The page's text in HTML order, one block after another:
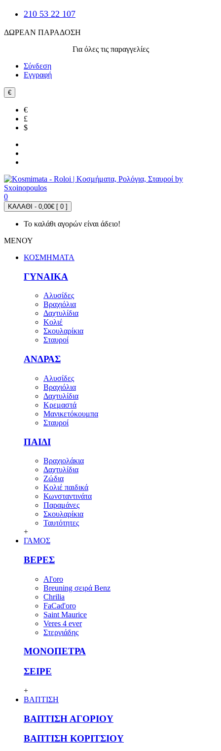
210 53 22 107
ΔΩΡΕΑΝ ΠΑΡΑΔΟΣΗ
Για όλες τις παραγγελίες
Σύνδεση
Εγγραφή
€
€
£
$
0
ΚΑΛΑΘΙ - 0,00€ [ 0 ]
Το καλάθι αγορών είναι άδειο!
ΜΕΝΟΥ
ΚΟΣΜΗΜΑΤΑ
ΓΥΝΑΙΚΑ
Αλυσίδες
Βραχιόλια
Δαχτυλίδια
Κολιέ
Σκουλαρίκια
Σταυροί
ΑΝΔΡΑΣ
Αλυσίδες
Βραχιόλια
Δαχτυλίδια
Κρεμαστά
Μανικετόκουμπα
Σταυροί
ΠΑΙΔΙ
Βραχιολάκια
Δαχτυλίδια
Ζώδια
Κολιέ παιδικά
Κωνσταντινάτα
Παραμάνες
Σκουλαρίκια
Ταυτότητες
+
ΓΑΜΟΣ
ΒΕΡΕΣ
Al'oro
Breuning σειρά Benz
Chrilia
FaCad'oro
Saint Maurice
Veres 4 ever
Στεργιάδης
ΜΟΝΟΠΕΤΡΑ
ΣΕΙΡΕ
+
ΒΑΠΤΙΣΗ
ΒΑΠΤΙΣΗ ΑΓΟΡΙΟΥ
ΒΑΠΤΙΣΗ ΚΟΡΙΤΣΙΟΥ